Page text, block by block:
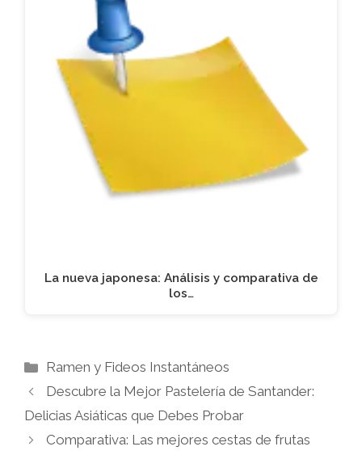
La nueva japonesa: Análisis y comparativa de
los…
Categorías
Ramen y Fideos Instantáneos
Descubre la Mejor Pastelería de Santander:
Delicias Asiáticas que Debes Probar
Comparativa: Las mejores cestas de frutas